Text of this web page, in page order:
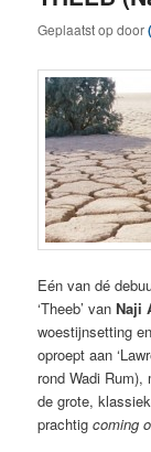
Geplaatst opdoor
Eén van dé
‘Theeb’ vanNaji
woestijnsetting
oproept aan
rond Wadi
de grote,
prachtigcoming